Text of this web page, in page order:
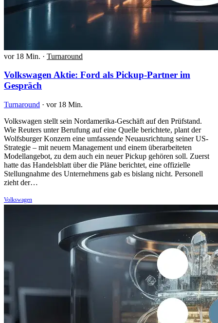
vor 18 Min. · Turnaround
Volkswagen Aktie: Ford als Pickup-Partner im
Gespräch
Turnaround · vor 18 Min.
Volkswagen stellt sein Nordamerika-Geschäft auf den Prüfstand.
Wie Reuters unter Berufung auf eine Quelle berichtete, plant der
Wolfsburger Konzern eine umfassende Neuausrichtung seiner US-
Strategie – mit neuem Management und einem überarbeiteten
Modellangebot, zu dem auch ein neuer Pickup gehören soll. Zuerst
hatte das Handelsblatt über die Pläne berichtet, eine offizielle
Stellungnahme des Unternehmens gab es bislang nicht. Personell
zieht der…
Volkswagen